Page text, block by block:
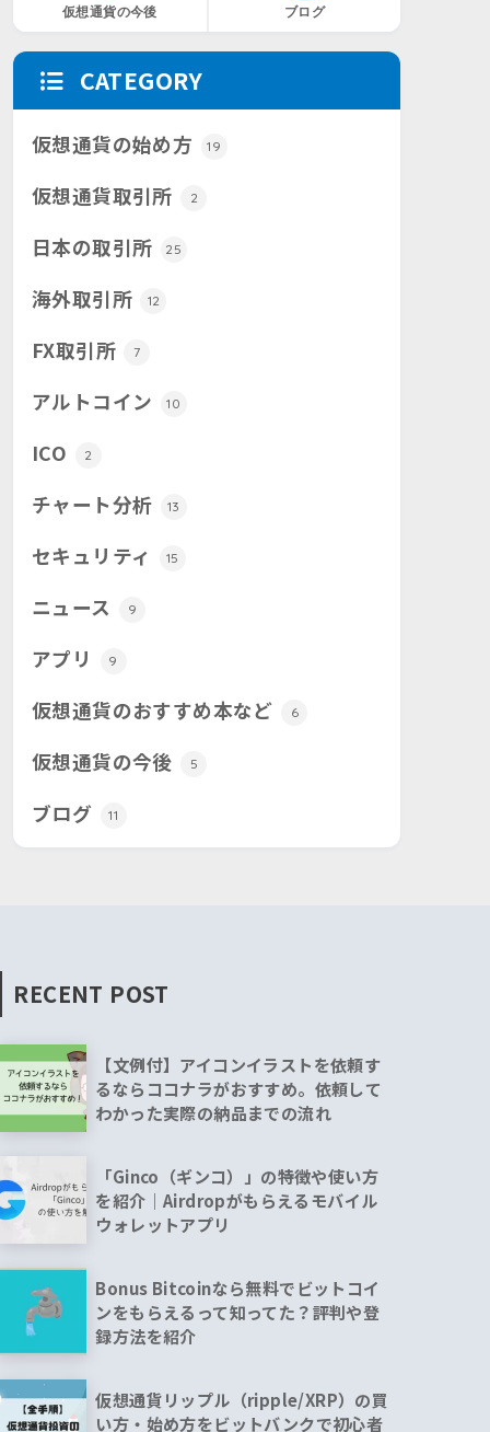
仮想通貨の今後 ブログ
CATEGORY
仮想通貨の始め方 19
仮想通貨取引所 2
日本の取引所 25
海外取引所 12
FX取引所 7
アルトコイン 10
ICO 2
チャート分析 13
セキュリティ 15
ニュース 9
アプリ 9
仮想通貨のおすすめ本など 6
仮想通貨の今後 5
ブログ 11
RECENT POST
【文例付】アイコンイラストを依頼す
るならココナラがおすすめ。依頼して
わかった実際の納品までの流れ
「Ginco（ギンコ）」の特徴や使い方
を紹介｜Airdropがもらえるモバイル
ウォレットアプリ
Bonus Bitcoinなら無料でビットコイ
ンをもらえるって知ってた？評判や登
録方法を紹介
仮想通貨リップル（ripple/XRP）の買
い方・始め方をビットバンクで初心者